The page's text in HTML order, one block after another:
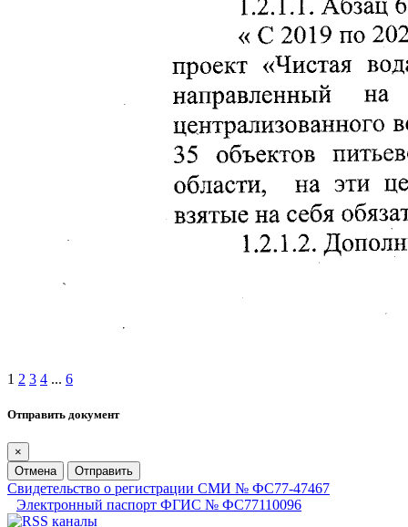
1 2 3 4 ... 6
Отправить документ
×
Отмена
Отправить
Свидетельство о регистрации СМИ № ФС77-47467
Электронный паспорт ФГИС № ФС77110096